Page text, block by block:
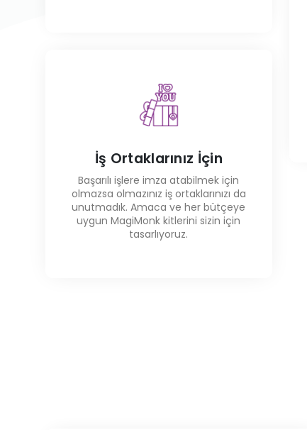
İş Ortaklarınız İçin
Başarılı işlere imza atabilmek için
olmazsa olmazınız iş ortaklarınızı da
unutmadık. Amaca ve her bütçeye
uygun MagiMonk kitlerini sizin için
tasarlıyoruz.